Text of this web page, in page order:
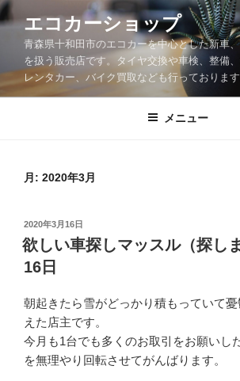
コ
ン
ツ
エコカーショップ
青森県十和田市のエコカーを中心とした新車
を扱う販売店です。タイヤ交換や車検、整備、
レンタカー、バイク買取なども行っております
メニュー
月: 2020年3月
投
稿
日:
2020年3月16日
欲しい車探しマッスル（探し
16日
朝起きたら雪がどっかり積もっていて
えた店主です。
今月も1台でも多くのお取引をお願いし
を無理やり回転させてがんばります。